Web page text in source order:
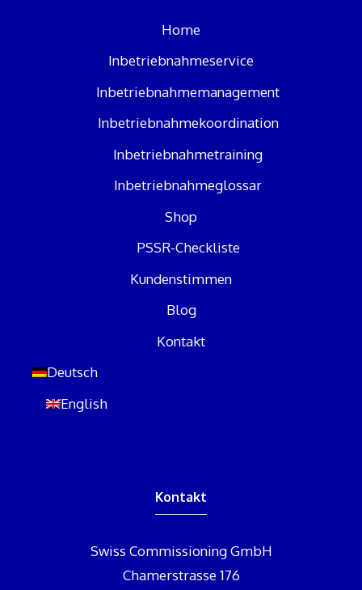
Home
Inbetriebnahmeservice
Inbetriebnahmemanagement
Inbetriebnahmekoordination
Inbetriebnahmetraining
Inbetriebnahmeglossar
Shop
PSSR-Checkliste
Kundenstimmen
Blog
Kontakt
Deutsch
English
Kontakt
Swiss Commissioning GmbH
Chamerstrasse 176